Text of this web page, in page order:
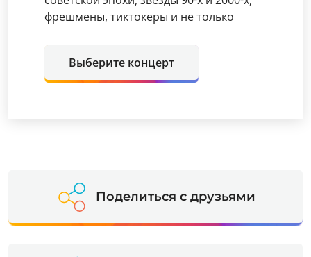
фрешмены, тиктокеры и не только
Выберите концерт
Поделиться с друзьями